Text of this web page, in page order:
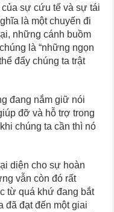
sự cứu tế và sự tái
là một chuyến đi
những cánh buồm
là “những ngọn
đẩy chúng ta trật
đang nắm giữ nói
đỡ và hỗ trợ trong
chúng ta cần thì nó
diện cho sự hoàn
vẫn còn đó rất
từ quá khứ đang bắt
đã đạt đến một giai